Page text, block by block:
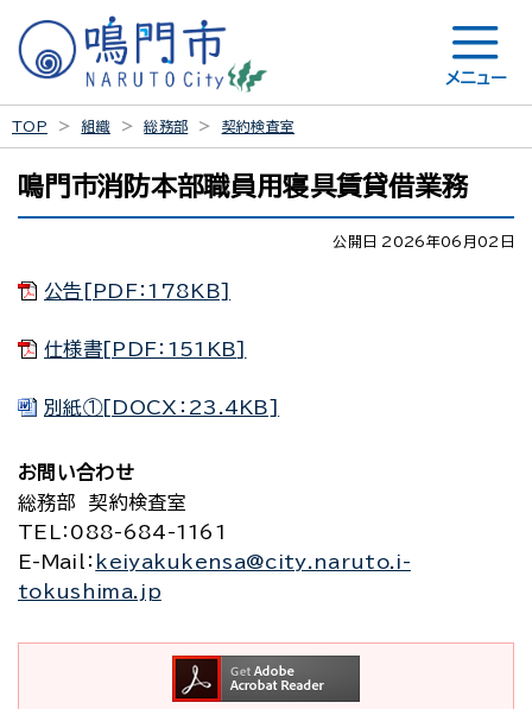
メニュー
TOP 組織 総務部 契約検査室
鳴門市消防本部職員用寝具賃貸借業務
公開日 2026年06月02日
公告[PDF：178KB]
仕様書[PDF：151KB]
別紙①[DOCX：23.4KB]
お問い合わせ
総務部 契約検査室
TEL
：088-684-1161
E-Mail
： keiyakukensa@city.naruto.i-
tokushima.jp